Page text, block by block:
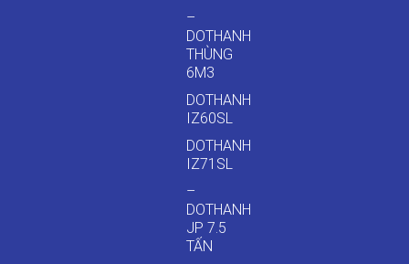
–
DOTHANH
THÙNG
6M3
DOTHANH
IZ60SL
DOTHANH
IZ71SL
–
DOTHANH
JP 7.5
TẤN